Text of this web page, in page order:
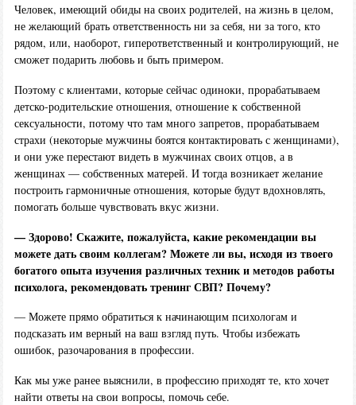
Человек, имеющий обиды на своих родителей, на жизнь в целом,
не желающий брать ответственность ни за себя, ни за того, кто
рядом, или, наоборот, гиперответственный и контролирующий, не
сможет подарить любовь и быть примером.
Поэтому с клиентами, которые сейчас одиноки, прорабатываем
детско-родительские отношения, отношение к собственной
сексуальности, потому что там много запретов, прорабатываем
страхи (некоторые мужчины боятся контактировать с женщинами),
и они уже перестают видеть в мужчинах своих отцов, а в
женщинах — собственных матерей. И тогда возникает желание
построить гармоничные отношения, которые будут вдохновлять,
помогать больше чувствовать вкус жизни.
— Здорово! Скажите, пожалуйста, какие рекомендации вы
можете дать своим коллегам? Можете ли вы, исходя из твоего
богатого опыта изучения различных техник и методов работы
психолога, рекомендовать тренинг СВП? Почему?
— Можете прямо обратиться к начинающим психологам и
подсказать им верный на ваш взгляд путь. Чтобы избежать
ошибок, разочарования в профессии.
Как мы уже ранее выяснили, в профессию приходят те, кто хочет
найти ответы на свои вопросы, помочь себе.